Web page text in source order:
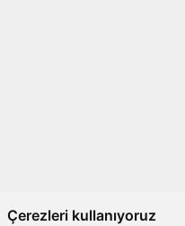
Çerezleri kullanıyoruz